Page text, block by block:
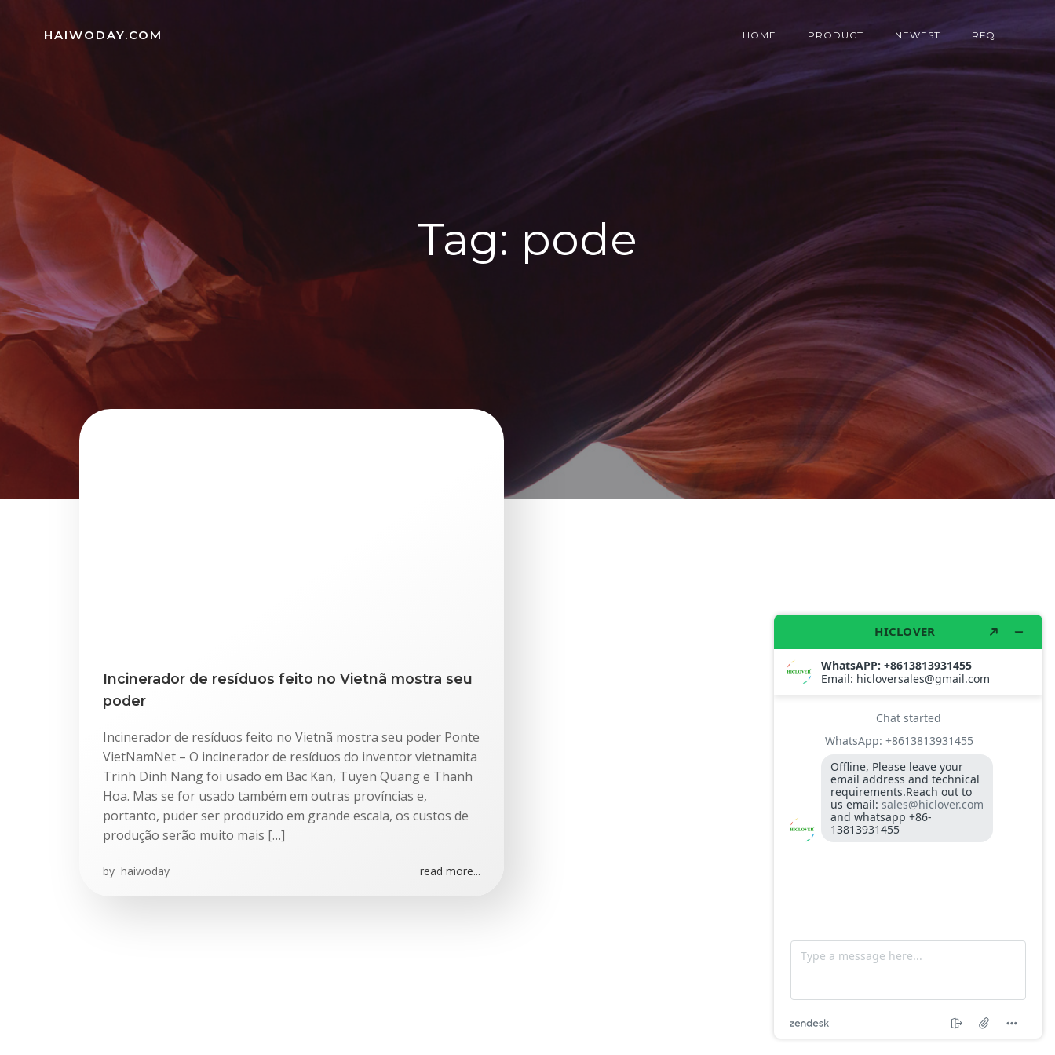
HAIWODAY.COM HOME PRODUCT NEWEST RFQ
Tag: pode
Incinerador de resíduos feito no Vietnã mostra seu
poder
Incinerador de resíduos feito no Vietnã mostra seu poder Ponte
VietNamNet – O incinerador de resíduos do inventor vietnamita
Trinh Dinh Nang foi usado em Bac Kan, Tuyen Quang e Thanh
Hoa. Mas se for usado também em outras províncias e,
portanto, puder ser produzido em grande escala, os custos de
produção serão muito mais […]
by haiwoday read more...